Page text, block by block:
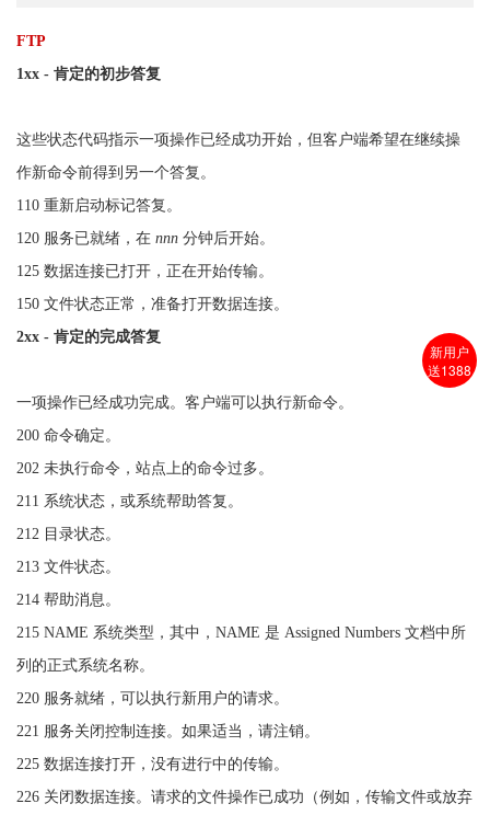
FTP
1xx - 肯定的初步答复
这些状态代码指示一项操作已经成功开始，但客户端希望在继续操
作新命令前得到另一个答复。
110 重新启动标记答复。
120 服务已就绪，在 nnn 分钟后开始。
125 数据连接已打开，正在开始传输。
150 文件状态正常，准备打开数据连接。
2xx - 肯定的完成答复
一项操作已经成功完成。客户端可以执行新命令。
200 命令确定。
202 未执行命令，站点上的命令过多。
211 系统状态，或系统帮助答复。
212 目录状态。
213 文件状态。
214 帮助消息。
215 NAME 系统类型，其中，NAME 是 Assigned Numbers 文档中所
列的正式系统名称。
220 服务就绪，可以执行新用户的请求。
221 服务关闭控制连接。如果适当，请注销。
225 数据连接打开，没有进行中的传输。
226 关闭数据连接。请求的文件操作已成功（例如，传输文件或放弃
新用户
送1388